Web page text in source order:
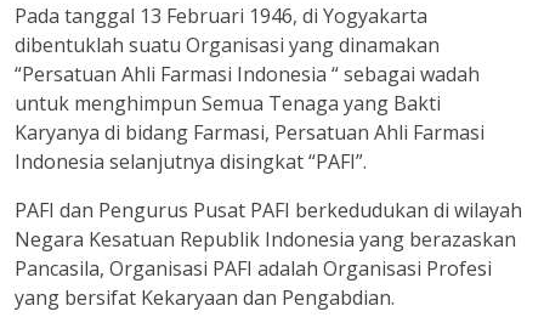
Pada tanggal 13 Februari 1946, di Yogyakarta
dibentuklah suatu Organisasi yang dinamakan
“Persatuan Ahli Farmasi Indonesia “ sebagai wadah
untuk menghimpun Semua Tenaga yang Bakti
Karyanya di bidang Farmasi, Persatuan Ahli Farmasi
Indonesia selanjutnya disingkat “PAFI”.
PAFI dan Pengurus Pusat PAFI berkedudukan di wilayah
Negara Kesatuan Republik Indonesia yang berazaskan
Pancasila, Organisasi PAFI adalah Organisasi Profesi
yang bersifat Kekaryaan dan Pengabdian.